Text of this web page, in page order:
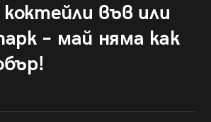
във или
– май няма как